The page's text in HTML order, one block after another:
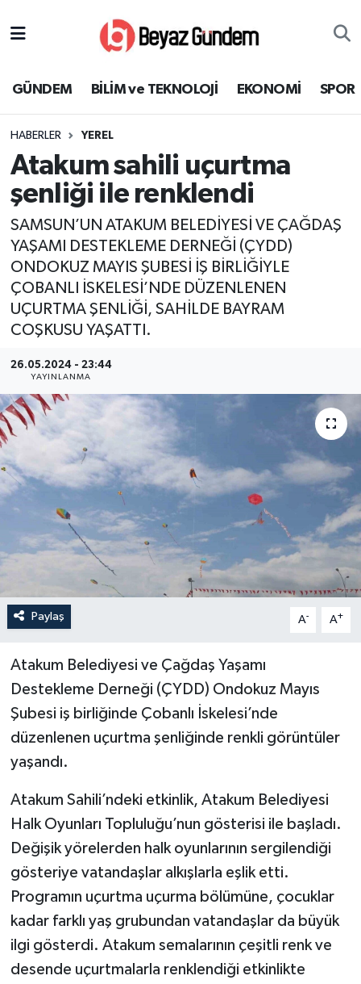
GÜNDEM BİLİM ve TEKNOLOJİ EKONOMİ SPOR
HABERLER YEREL
Atakum sahili uçurtma
şenliği ile renklendi
SAMSUN’UN ATAKUM BELEDİYESİ VE ÇAĞDAŞ
YAŞAMI DESTEKLEME DERNEĞİ (ÇYDD)
ONDOKUZ MAYIS ŞUBESİ İŞ BİRLİĞİYLE
ÇOBANLI İSKELESİ’NDE DÜZENLENEN
UÇURTMA ŞENLİĞİ, SAHİLDE BAYRAM
COŞKUSU YAŞATTI.
26.05.2024 - 23:44
YAYINLANMA
Paylaş A- A+
Atakum Belediyesi ve Çağdaş Yaşamı
Destekleme Derneği (ÇYDD) Ondokuz Mayıs
Şubesi iş birliğinde Çobanlı İskelesi’nde
düzenlenen uçurtma şenliğinde renkli görüntüler
yaşandı.
Atakum Sahili’ndeki etkinlik, Atakum Belediyesi
Halk Oyunları Topluluğu’nun gösterisi ile başladı.
Değişik yörelerden halk oyunlarının sergilendiği
gösteriye vatandaşlar alkışlarla eşlik etti.
Programın uçurtma uçurma bölümüne, çocuklar
kadar farklı yaş grubundan vatandaşlar da büyük
ilgi gösterdi. Atakum semalarının çeşitli renk ve
desende uçurtmalarla renklendiği etkinlikte
EKONOMİ
SPOR
SAĞLIK
EĞİTİM
KÜLTÜR SANAT
Süper Lig Puan Durumu ve Fikstür
Tüm Manşetler
Son Dakika Haberleri
Haber Arşivi